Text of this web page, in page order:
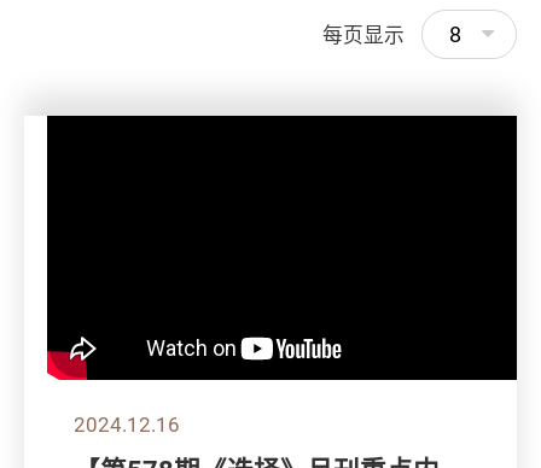
每页显示 8
2024.12.16